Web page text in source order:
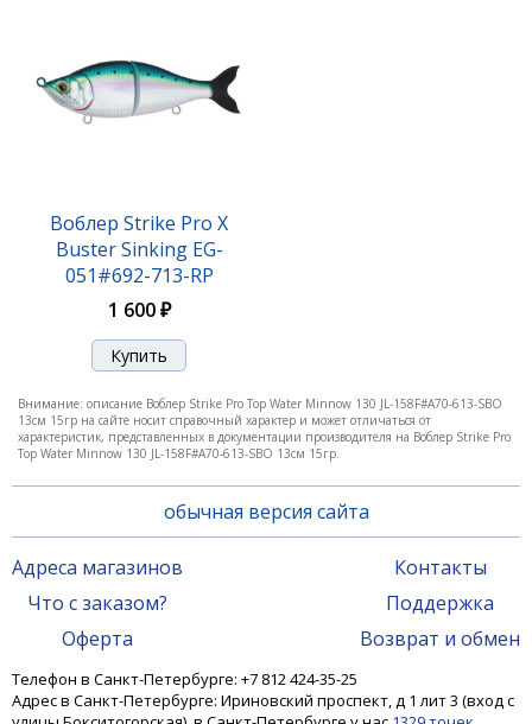
166F#692-SBO-RP 11см 10,5гр
620 ₽
Воблер Strike Pro X
Buster Sinking EG-
051#692-713-RP
1 600 ₽
Внимание: описание Воблер Strike Pro Top Water Minnow 130 JL-158F#A70-613-SBO
13см 15гр на сайте носит справочный характер и может отличаться от
характеристик, представленных в документации производителя на Воблер Strike Pro
Top Water Minnow 130 JL-158F#A70-613-SBO 13см 15гр.
обычная версия сайта
Адреса магазинов
Что с заказом?
Оферта
Контакты
Поддержка
Возврат и обмен
Телефон в Санкт-Петербурге: +7 812 424-35-25
Адрес в Санкт-Петербурге: Ириновский проспект, д 1 лит 3 (вход с